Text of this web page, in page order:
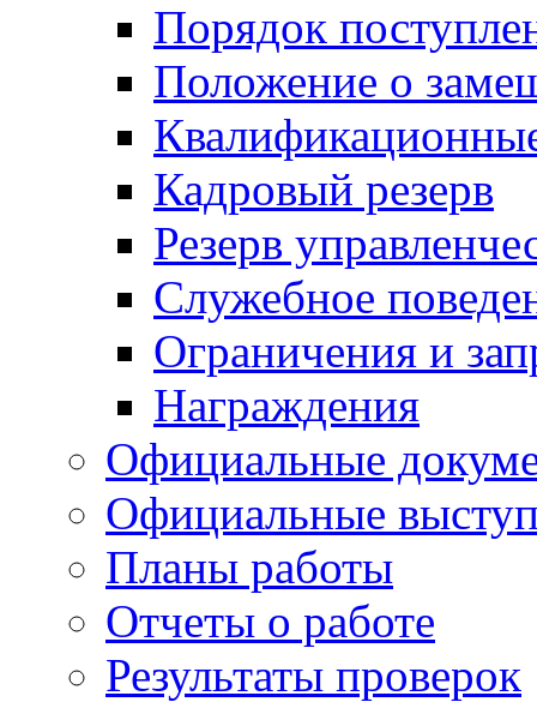
Порядок
Положение о
Кадровый резерв
Резерв
Служебное
Ограничения и
Награждения
Официальные
Официальные
Планы работы
Отчеты о работе
Результаты проверок